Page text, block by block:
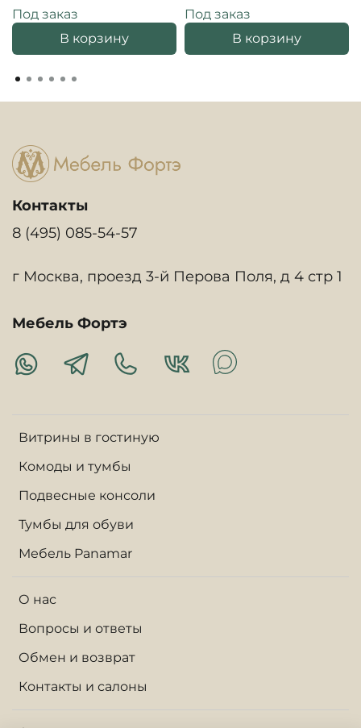
Под заказ
В корзину
Под заказ
В корзину
Витрины в гостиную
Комоды и тумбы
Подвесные консоли
Тумбы для обуви
Мебель Panamar
О нас
Вопросы и ответы
Обмен и возврат
Контакты и салоны
Контакты
8 (495) 085-54-57
г Москва, проезд 3-й Перова Поля, д 4 стр 1
Мебель Фортэ